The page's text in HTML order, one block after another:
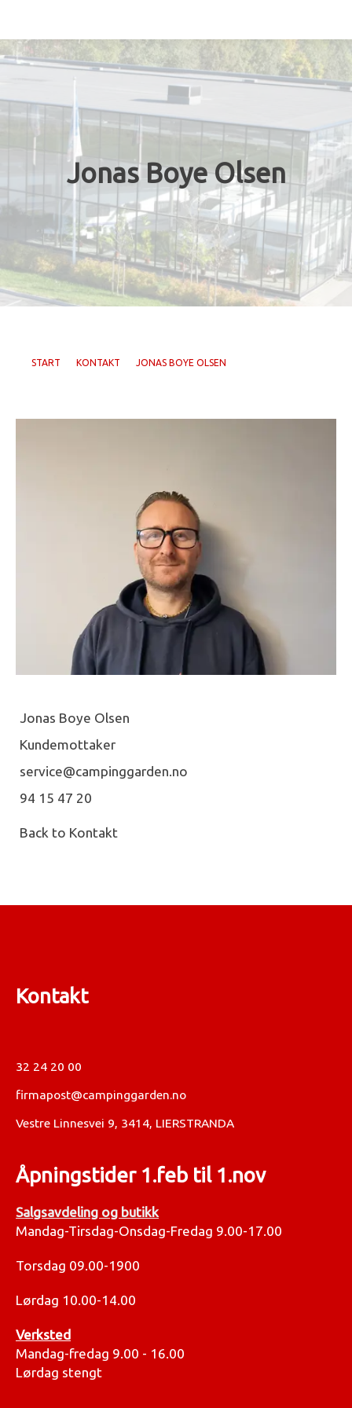
Bobil
Kampanje
Verksted
Butikk/tillbehör
Jonas Boye Olsen
START KONTAKT JONAS BOYE OLSEN
Jonas Boye Olsen
Kundemottaker
service@campinggarden.no
94 15 47 20
Back to Kontakt
Kontakt
32 24 20 00
firmapost@campinggarden.no
Vestre Linnesvei 9, 3414, LIERSTRANDA
Åpningstider 1.feb til 1.nov
Salgsavdeling og butikk
Mandag-Tirsdag-Onsdag-Fredag 9.00-17.00
Torsdag 09.00-1900
Lørdag 10.00-14.00
Verksted
Mandag-fredag 9.00 - 16.00
Lørdag stengt